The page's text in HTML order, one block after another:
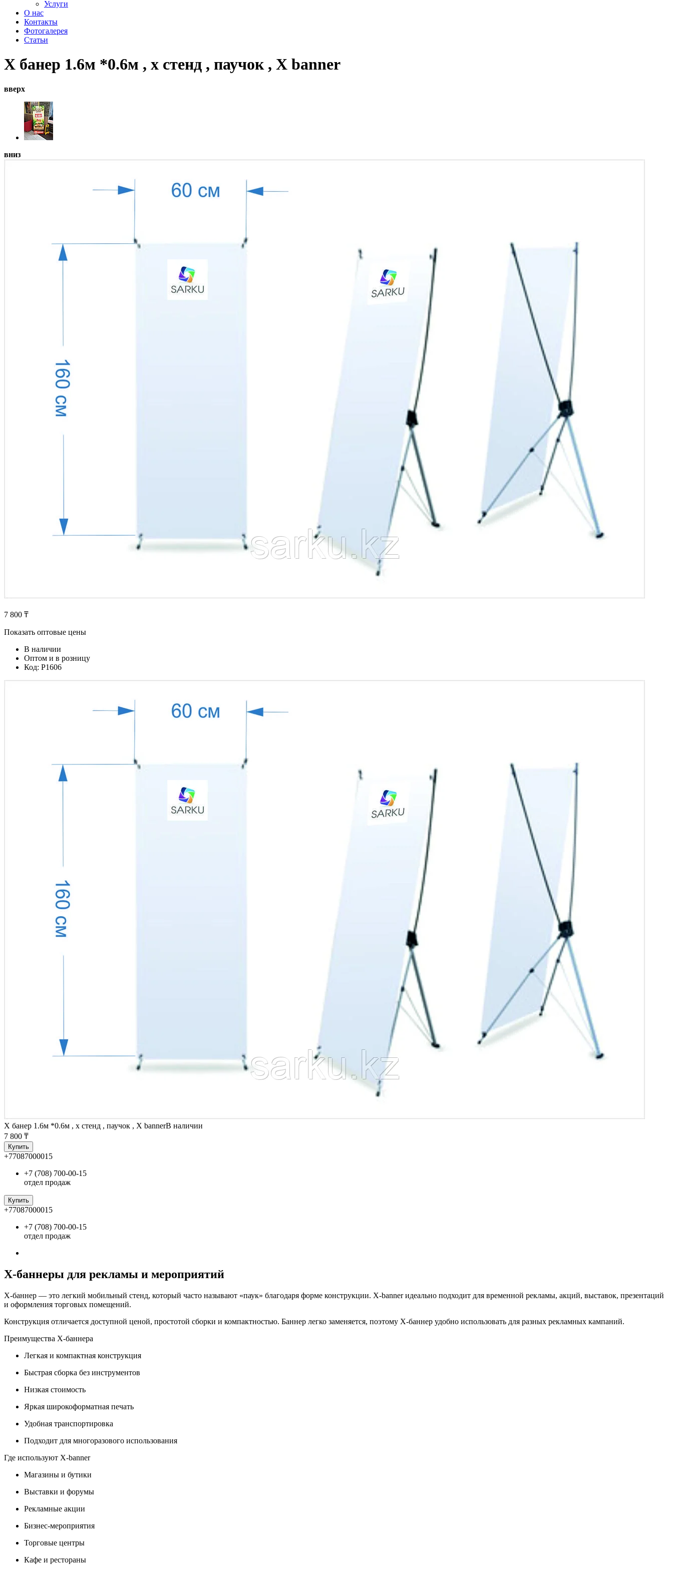
Услуги
О нас
Контакты
Фотогалерея
Статьи
Х банер 1.6м *0.6м , х стенд , паучок , X banner
вверх
вниз
7 800 ₸
Показать оптовые цены
В наличии
Оптом и в розницу
Код: P1606
Х банер 1.6м *0.6м , х стенд , паучок , X bannerВ наличии
7 800 ₸
Купить
+77087000015
+7 (708) 700-00-15
отдел продаж
Купить
+77087000015
+7 (708) 700-00-15
отдел продаж
X-баннеры для рекламы и мероприятий
X‑баннер — это легкий мобильный стенд, который часто называют «паук» благодаря форме конструкции. X-banner идеально подходит для временной рекламы, акций, выставок, презентаций
и оформления торговых помещений.
Конструкция отличается доступной ценой, простотой сборки и компактностью. Баннер легко заменяется, поэтому X-баннер удобно использовать для разных рекламных кампаний.
Преимущества X-баннера
Легкая и компактная конструкция
Быстрая сборка без инструментов
Низкая стоимость
Яркая широкоформатная печать
Удобная транспортировка
Подходит для многоразового использования
Где используют X-banner
Магазины и бутики
Выставки и форумы
Рекламные акции
Бизнес-мероприятия
Торговые центры
Кафе и рестораны